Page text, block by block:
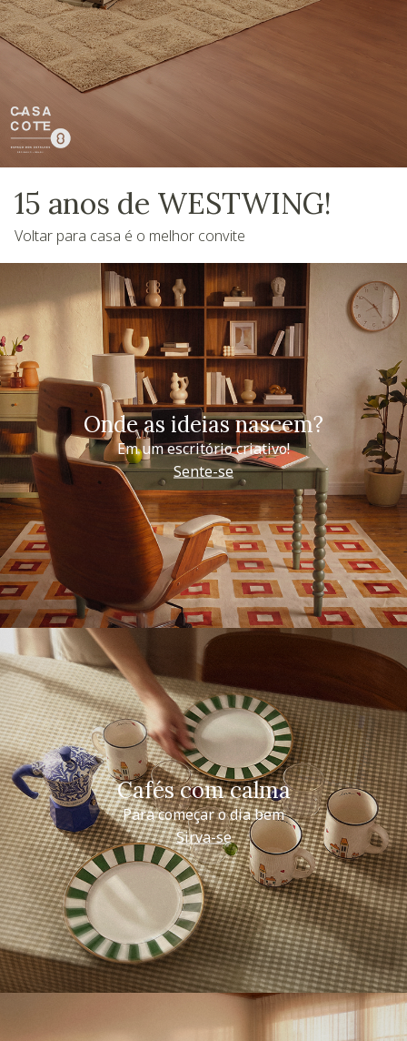
15 anos de WESTWING!
Voltar para casa é o melhor convite
Onde as ideias nascem?
Em um escritório criativo!
Sente-se
Cafés com calma
Para começar o dia bem
Sirva-se